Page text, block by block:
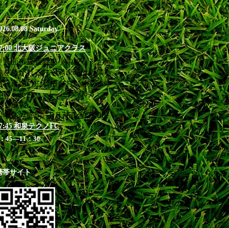
Saturday
北大阪ジュニアクラス
箕面市立萱野東小学校 ※お帰
を急がれる方や満車時は近隣有
駐車場のご利用をお勧めします
受付 / 7：00-8：
練習
申込み締切 8月7日(金)23:00
和泉テクノFC
45―11：30
帯サイト